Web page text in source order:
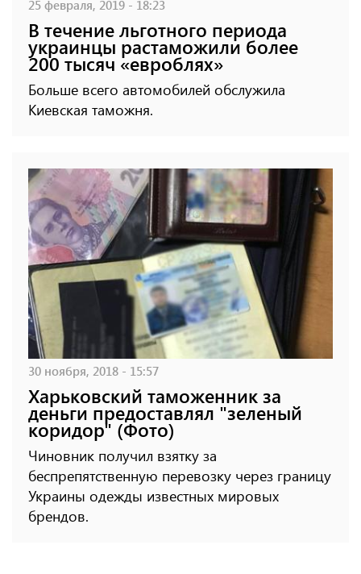
25 февраля, 2019 - 18:23
В течение льготного периода
украинцы растаможили более
200 тысяч «евроблях»
Больше всего автомобилей обслужила
Киевская таможня.
30 ноября, 2018 - 15:57
Харьковский таможенник за
деньги предоставлял "зеленый
коридор" (Фото)
Чиновник получил взятку за
беспрепятственную перевозку через границу
Украины одежды известных мировых
брендов.